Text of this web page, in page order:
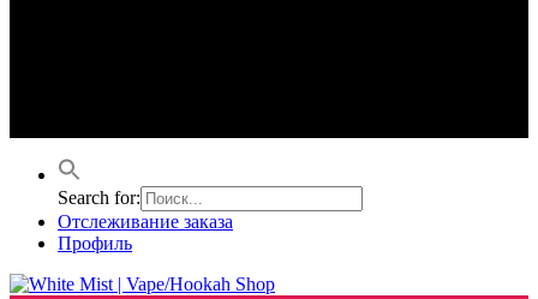
Search for:
Отслеживание заказа
Профиль